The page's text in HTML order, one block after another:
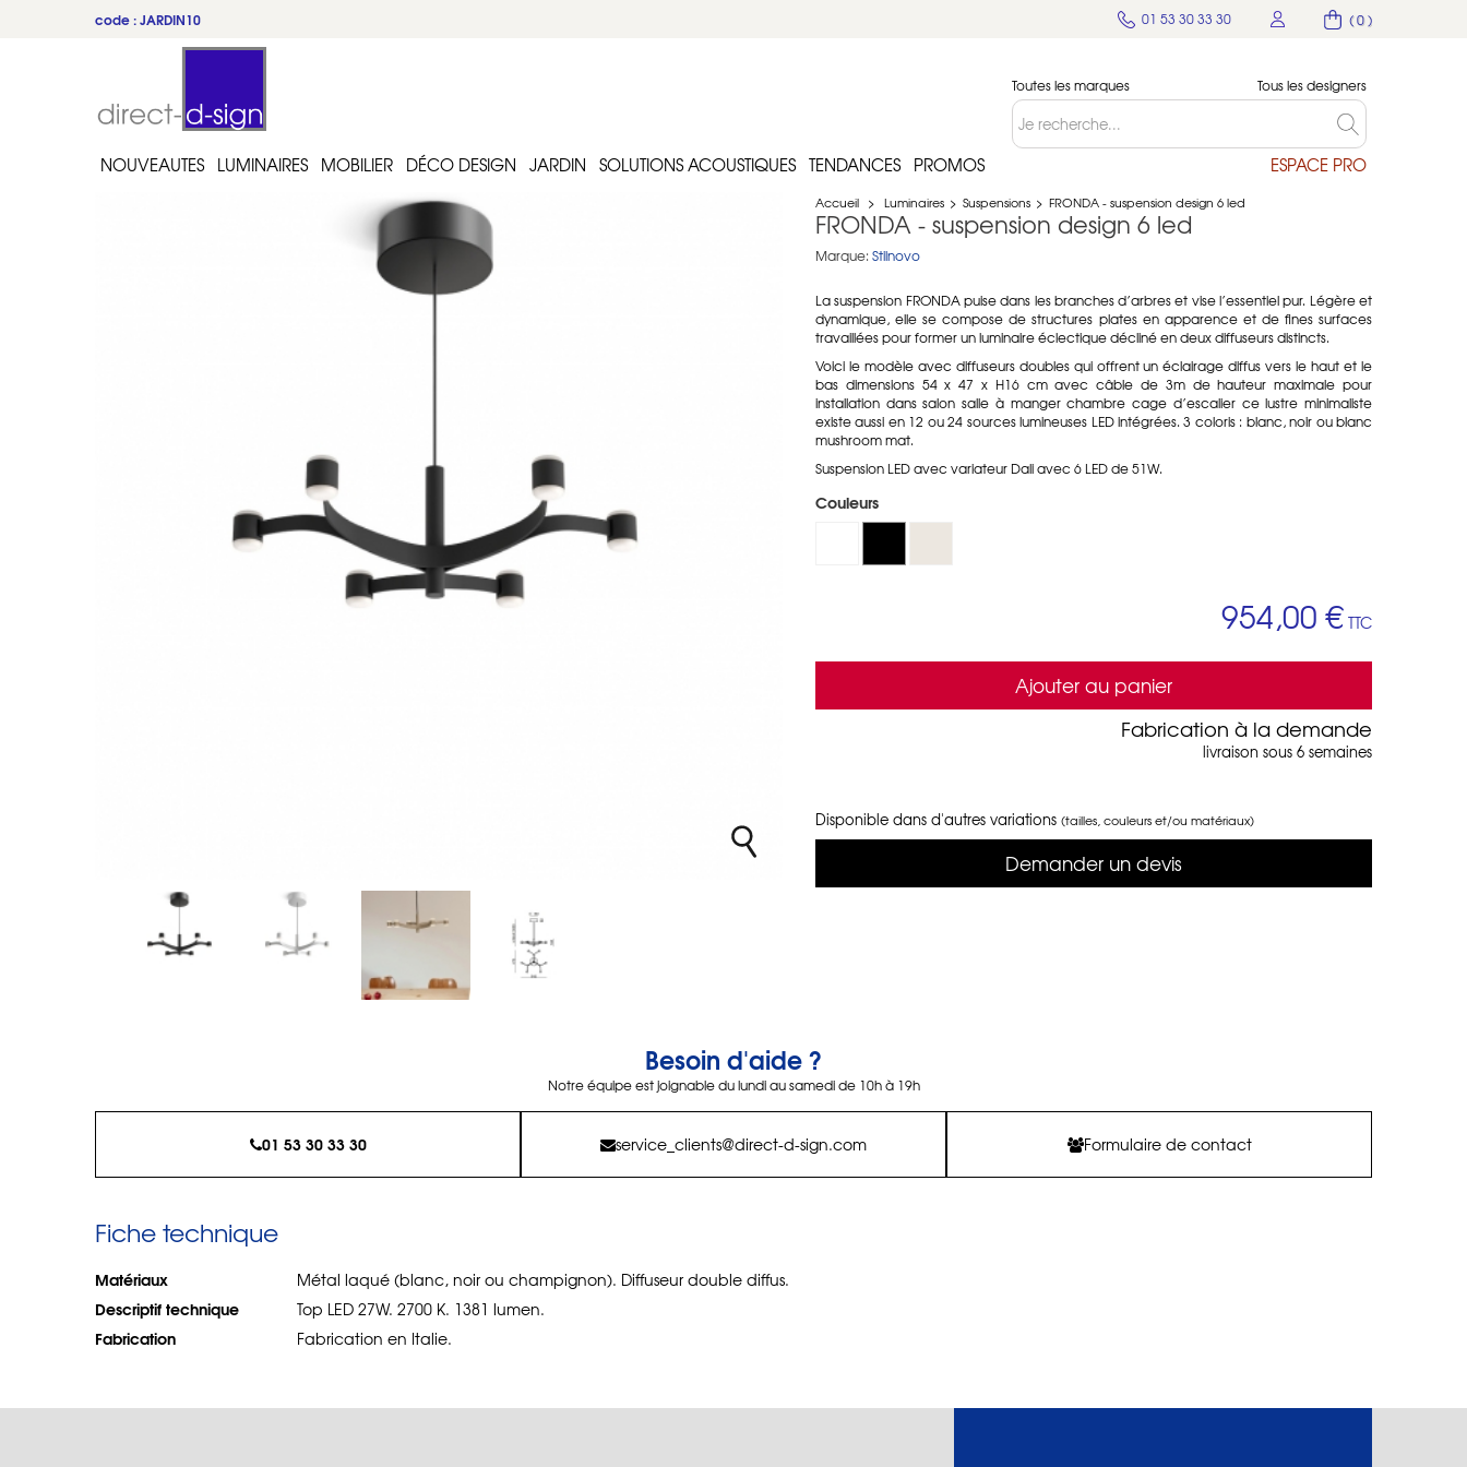
( 0 )
01 53 30 33 30
code : JARDIN10
Toutes les marques Tous les designers
NOUVEAUTES LUMINAIRES MOBILIER DÉCO DESIGN JARDIN SOLUTIONS ACOUSTIQUES TENDANCES PROMOS ESPACE PRO
Accueil > Luminaires > Suspensions > FRONDA - suspension design 6 led
FRONDA - suspension design 6 led
Marque: Stilnovo
La suspension FRONDA puise dans les branches d’arbres et vise l’essentiel pur. Légère et
dynamique, elle se compose de structures plates en apparence et de fines surfaces
travaillées pour former un luminaire éclectique décliné en deux diffuseurs distincts.
Voici le modèle avec diffuseurs doubles qui offrent un éclairage diffus vers le haut et le
bas dimensions 54 x 47 x H16 cm avec câble de 3m de hauteur maximale pour
installation dans salon salle à manger chambre cage d’escalier ce lustre minimaliste
existe aussi en 12 ou 24 sources lumineuses LED intégrées. 3 coloris : blanc, noir ou blanc
mushroom mat.
Suspension LED avec variateur Dali avec 6 LED de 51W.
Couleurs
954,00 € TTC
Ajouter au panier
Fabrication à la demande
livraison sous 6 semaines
Disponible dans d'autres variations (tailles, couleurs et/ou matériaux)
Demander un devis
Besoin d'aide ?
Notre équipe est joignable du lundi au samedi de 10h à 19h
01 53 30 33 30 service_clients@direct-d-sign.com Formulaire de contact
Fiche technique
Matériaux Métal laqué (blanc, noir ou champignon). Diffuseur double diffus.
Descriptif technique Top LED 27W. 2700 K. 1381 lumen.
Fabrication Fabrication en Italie.